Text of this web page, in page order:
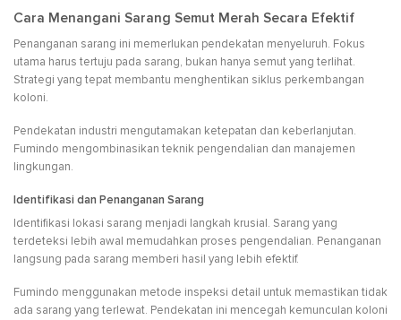
Cara Menangani Sarang Semut Merah Secara Efektif
Penanganan sarang ini memerlukan pendekatan menyeluruh. Fokus
utama harus tertuju pada sarang, bukan hanya semut yang terlihat.
Strategi yang tepat membantu menghentikan siklus perkembangan
koloni.
Pendekatan industri mengutamakan ketepatan dan keberlanjutan.
Fumindo mengombinasikan teknik pengendalian dan manajemen
lingkungan.
Identifikasi dan Penanganan Sarang
Identifikasi lokasi sarang menjadi langkah krusial. Sarang yang
terdeteksi lebih awal memudahkan proses pengendalian. Penanganan
langsung pada sarang memberi hasil yang lebih efektif.
Fumindo menggunakan metode inspeksi detail untuk memastikan tidak
ada sarang yang terlewat. Pendekatan ini mencegah kemunculan koloni